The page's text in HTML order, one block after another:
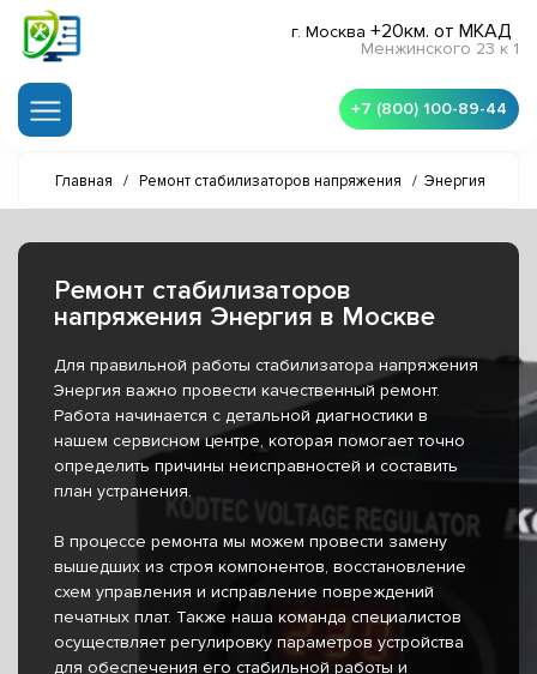
г. Москва +20км. от МКАД
Менжинского 23 к 1
+7 (800) 100-89-44
Главная / Ремонт стабилизаторов напряжения / Энергия
Ремонт стабилизаторов
напряжения Энергия в Москве
Для правильной работы стабилизатора напряжения
Энергия важно провести качественный ремонт.
Работа начинается с детальной диагностики в
нашем сервисном центре, которая помогает точно
определить причины неисправностей и составить
план устранения.
В процессе ремонта мы можем провести замену
вышедших из строя компонентов, восстановление
схем управления и исправление повреждений
печатных плат. Также наша команда специалистов
осуществляет регулировку параметров устройства
для обеспечения его стабильной работы и